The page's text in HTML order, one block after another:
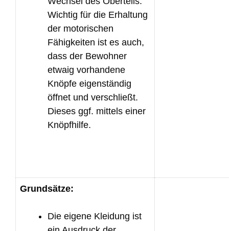
Wichtig für die Erhaltung
der motorischen
Fähigkeiten ist es auch,
dass der Bewohner
etwaig vorhandene
Knöpfe eigenständig
öffnet und verschließt.
Dieses ggf. mittels einer
Knöpfhilfe.
Grundsätze:
Die eigene Kleidung ist